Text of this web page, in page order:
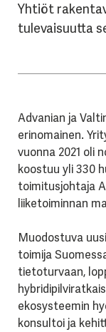
Yhtiöt
tulevaisuutta
Advanian ja
erinomainen.
vuonna 2021 oli
koostuu yli 330
toimitusjohtaja
liiketoiminnan
Muodostuva
toimija
tietoturvaan,
ekosysteemin
konsultoi ja